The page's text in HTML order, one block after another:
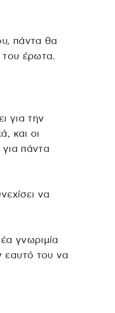
πάντα θα
του έρωτα.
για την
και οι
πάντα
να
γνωριμία
εαυτό του να